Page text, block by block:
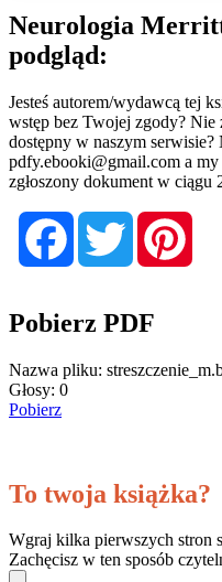
Neurologia
podgląd:
Jesteś autorem/wydawcą tej
wstęp bez Twojej zgody? Nie
dostępny w naszym serwisie?
pdfy.ebooki@gmail.com a
zgłoszony dokument w ciągu
FacebookTwitter
Pobierz PDF
Nazwa pliku:
Głosy: 0
Pobierz
To twoja książka?
Wgraj kilka pierwszych stron
Zachęcisz w ten sposób